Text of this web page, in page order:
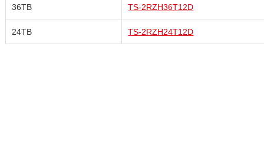
36TB TS-2RZH36T12D
24TB TS-2RZH24T12D